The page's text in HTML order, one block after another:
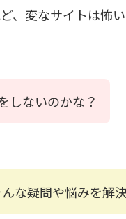
、変なサイトは怖
しないのかな？
な疑問や悩みを解決